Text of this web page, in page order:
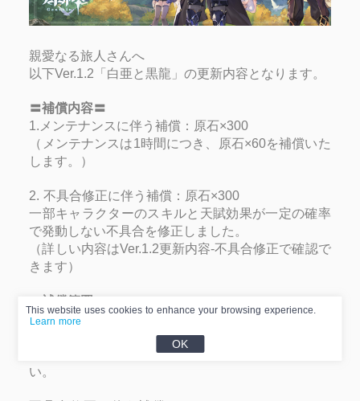
親愛なる旅人さんへ
以下Ver.1.2「白亜と黒龍」の更新内容となります。
〓補償内容〓
1.メンテナンスに伴う補償：原石×300
（メンテナンスは1時間につき、原石×60を補償いた
します。）
2. 不具合修正に伴う補償：原石×300
一部キャラクターのスキルと天賦効果が一定の確率
で発動しない不具合を修正しました。
（詳しい内容はVer.1.2更新内容-不具合修正で確認で
きます）
〓補償範囲〓
メンテナンスに伴う補償：
2020-12-23 07:00:00
でに冒険ランク5に到達した旅人さん
Ver.1.3バージョンアップまでにお受け取りくださ
い。
This website uses cookies to enhance your browsing experience.
Learn more
OK